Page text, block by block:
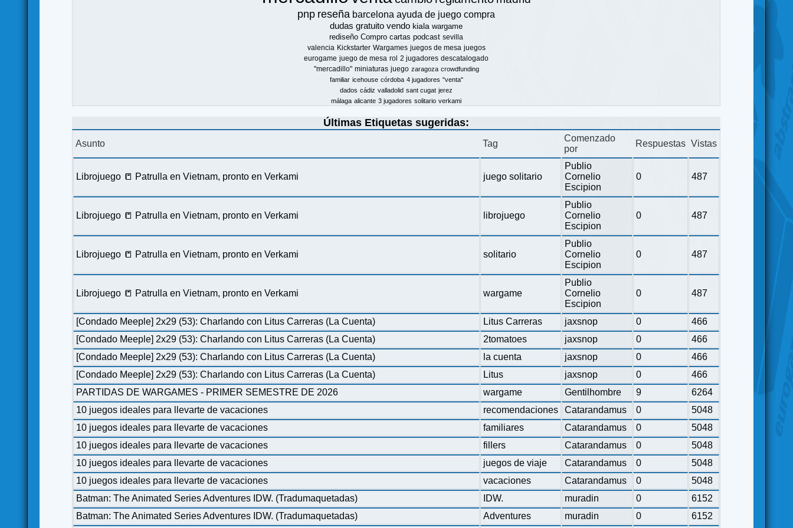
pnp reseña barcelona ayuda de juego compra
dudas gratuito vendo kiala wargame
rediseño Compro cartas podcast sevilla
valencia Kickstarter Wargames juegos de mesa juegos
eurogame juego de mesa rol 2 jugadores descatalogado
"mercadillo" miniaturas juego zaragoza crowdfunding
familiar icehouse córdoba 4 jugadores "venta"
dados cádiz valladolid sant cugat jerez
málaga alicante 3 jugadores solitario verkami
Últimas Etiquetas sugeridas:
Asunto Tag
Comenzado
por
Respuestas Vistas
Librojuego 📒 Patrulla en Vietnam, pronto en Verkami juego solitario
Publio
Cornelio
Escipion
0 487
Librojuego 📒 Patrulla en Vietnam, pronto en Verkami librojuego
Publio
Cornelio
Escipion
0 487
Librojuego 📒 Patrulla en Vietnam, pronto en Verkami solitario
Publio
Cornelio
Escipion
0 487
Librojuego 📒 Patrulla en Vietnam, pronto en Verkami wargame
Publio
Cornelio
Escipion
0 487
[Condado Meeple] 2x29 (53): Charlando con Litus Carreras (La Cuenta) Litus Carreras jaxsnop 0
466
[Condado Meeple] 2x29 (53): Charlando con Litus Carreras (La Cuenta)
2tomatoes jaxsnop 0
466
[Condado Meeple] 2x29 (53): Charlando con Litus Carreras (La Cuenta)
la cuenta jaxsnop 0
466
[Condado Meeple] 2x29 (53): Charlando con Litus Carreras (La Cuenta)
Litus jaxsnop 0
466
PARTIDAS DE WARGAMES - PRIMER SEMESTRE DE 2026
wargame Gentilhombre 9
6264
10 juegos ideales para llevarte de vacaciones
recomendaciones Catarandamus 0
5048
10 juegos ideales para llevarte de vacaciones
familiares Catarandamus 0
5048
10 juegos ideales para llevarte de vacaciones
fillers Catarandamus 0
5048
10 juegos ideales para llevarte de vacaciones
juegos de viaje Catarandamus 0
5048
10 juegos ideales para llevarte de vacaciones
vacaciones Catarandamus 0
5048
Batman: The Animated Series Adventures IDW. (Tradumaquetadas)
IDW. muradin 0
6152
Batman: The Animated Series Adventures IDW. (Tradumaquetadas)
Adventures muradin 0 6152